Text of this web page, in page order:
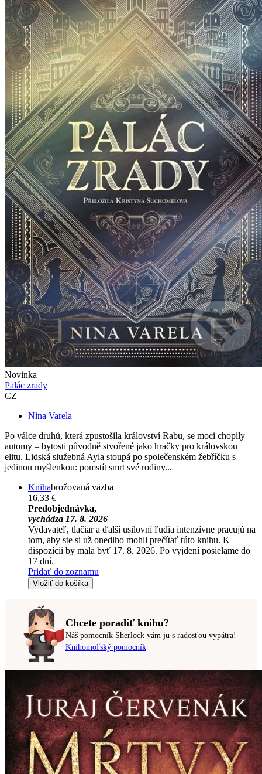
Novinka
Palác zrady
CZ
Nina Varela
Po válce druhů, která zpustošila království Rabu, se moci chopily
automy – bytosti původně stvořené jako hračky pro královskou
elitu. Lidská služebná Ayla stoupá po společenském žebříčku s
jedinou myšlenkou: pomstít smrt své rodiny...
Knihabrožovaná väzba
16,33 €
Predobjednávka,
vychádza 17. 8. 2026
Vydavateľ, tlačiar a ďalší usilovní ľudia intenzívne pracujú na
tom, aby ste si už onedlho mohli prečítať túto knihu. K
dispozícii by mala byť 17. 8. 2026. Po vyjdení posielame do
17 dní.
Pridať do zoznamu
Vložiť do košíka
Chcete poradiť knihu?
Náš pomocník Sherlock vám ju s radosťou vypátra!
Knihomoľský pomocník